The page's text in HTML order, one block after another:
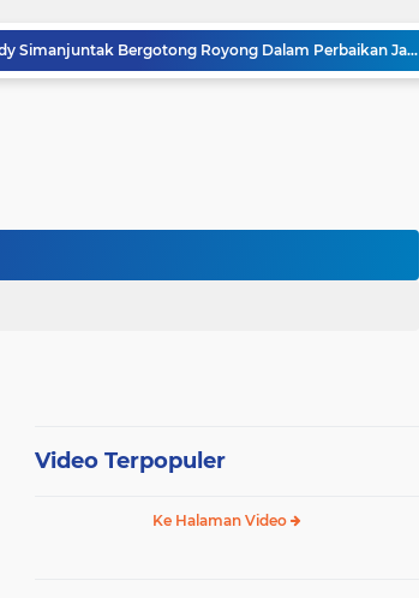
Babinsa Sertu Edy Simanjuntak Bergotong Royong Dalam Perbaikan Jalan Warga di Kampung Kandis
Kandis Berpatroli Karhutla Dengan Warga Tempatan
Polisi Masuk Ladang! Polsek Kandis Rawat Jagung, Jaga Asa Swasembada Pangan
Video Terpopuler
Ke Halaman Video